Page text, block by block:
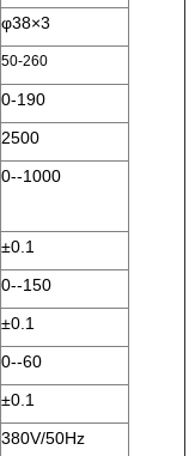
φ38×3
50-260
0-190
2500
0--1000
±0.1
0--150
±0.1
0--60
±0.1
380V/50Hz